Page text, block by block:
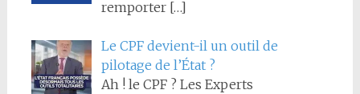
remporter […]
Le CPF devient-il un outil de
pilotage de l’État ?
Ah ! le CPF ? Les Experts